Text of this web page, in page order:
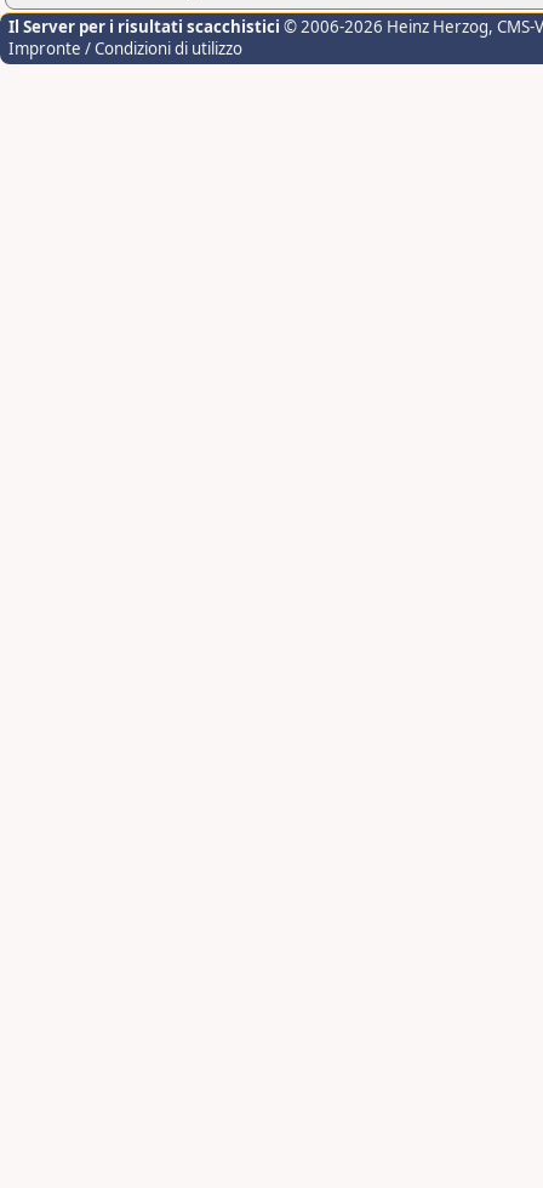
Il Server per i risultati scacchistici © 2006-2026 Heinz Herzog,
Impronte / Condizioni di utilizzo